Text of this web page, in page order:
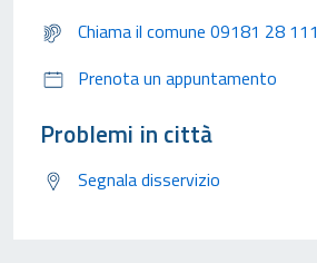
Chiama il comune 09181 28 111
Prenota un appuntamento
Problemi in città
Segnala disservizio